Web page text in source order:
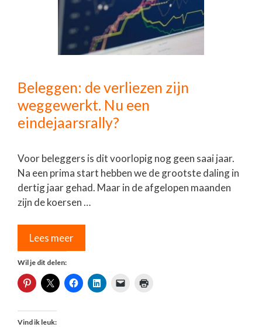
Beleggen: de verliezen zijn
weggewerkt. Nu een
eindejaarsrally?
Voor beleggers is dit voorlopig nog geen saai jaar.
Na een prima start hebben we de grootste daling in
dertig jaar gehad. Maar in de afgelopen maanden
zijn de koersen …
Lees meer
Wil je dit delen:
Vind ik leuk: